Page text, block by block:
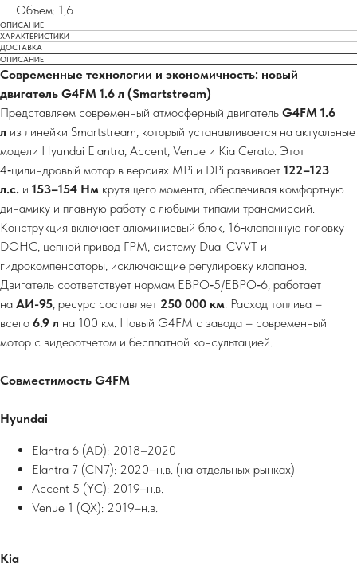
Объем: 1,6
ОПИСАНИЕ
ХАРАКТЕРИСТИКИ
ДОСТАВКА
ОПИСАНИЕ
Современные технологии и экономичность: новый
двигатель G4FM 1.6 л (Smartstream)
Представляем современный атмосферный двигатель G4FM 1.6
л из линейки Smartstream, который устанавливается на актуальные
модели Hyundai Elantra, Accent, Venue и Kia Cerato. Этот
4‑цилиндровый мотор в версиях MPi и DPi развивает 122–123
л.с. и 153–154 Нм крутящего момента, обеспечивая комфортную
динамику и плавную работу с любыми типами трансмиссий.
Конструкция включает алюминиевый блок, 16‑клапанную головку
DOHC, цепной привод ГРМ, систему Dual CVVT и
гидрокомпенсаторы, исключающие регулировку клапанов.
Двигатель соответствует нормам ЕВРО‑5/ЕВРО‑6, работает
на АИ-95, ресурс составляет 250 000 км. Расход топлива –
всего 6.9 л на 100 км. Новый G4FM с завода – современный
мотор с видеоотчетом и бесплатной консультацией.
Совместимость G4FM
Hyundai
Elantra 6 (AD): 2018–2020
Elantra 7 (CN7): 2020–н.в. (на отдельных рынках)
Accent 5 (YC): 2019–н.в.
Venue 1 (QX): 2019–н.в.
Kia